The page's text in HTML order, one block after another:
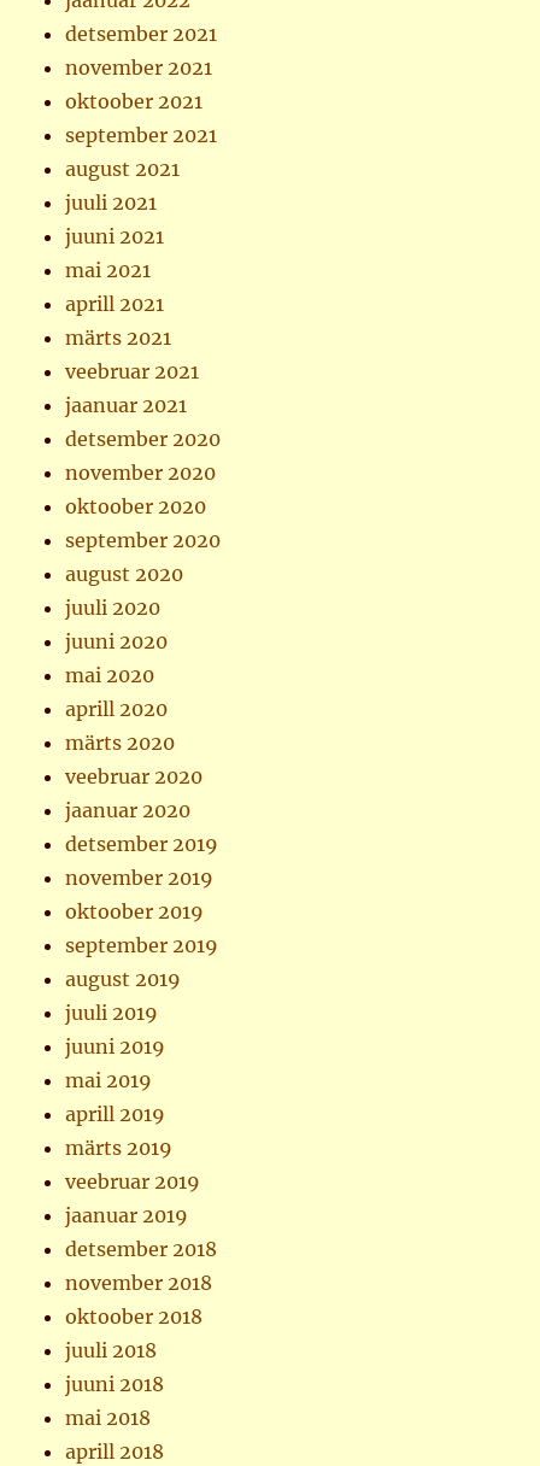
detsember 2021
november 2021
oktoober 2021
september 2021
august 2021
juuli 2021
juuni 2021
mai 2021
aprill 2021
märts 2021
veebruar 2021
jaanuar 2021
detsember 2020
november 2020
oktoober 2020
september 2020
august 2020
juuli 2020
juuni 2020
mai 2020
aprill 2020
märts 2020
veebruar 2020
jaanuar 2020
detsember 2019
november 2019
oktoober 2019
september 2019
august 2019
juuli 2019
juuni 2019
mai 2019
aprill 2019
märts 2019
veebruar 2019
jaanuar 2019
detsember 2018
november 2018
oktoober 2018
juuli 2018
juuni 2018
mai 2018
aprill 2018